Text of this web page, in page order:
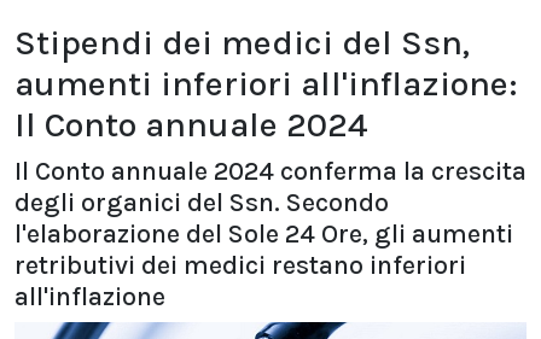
Stipendi dei medici del Ssn,
aumenti inferiori all'inflazione:
Il Conto annuale 2024
Il Conto annuale 2024 conferma la crescita
degli organici del Ssn. Secondo
l'elaborazione del Sole 24 Ore, gli aumenti
retributivi dei medici restano inferiori
all'inflazione